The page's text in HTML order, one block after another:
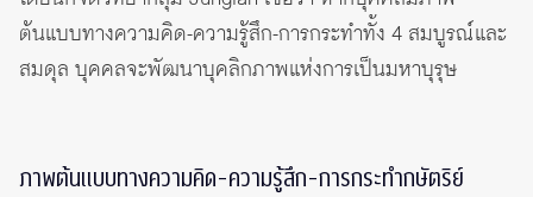
ต้นแบบทางความคิด-ความรู้สึก-การกระทำทั้ง 4 สมบูรณ์และ
สมดุล บุคคลจะพัฒนาบุคลิกภาพแห่งการเป็นมหาบุรุษ
ภาพต้นแบบทางความคิด-ความรู้สึก-การกระทำกษัตริย์